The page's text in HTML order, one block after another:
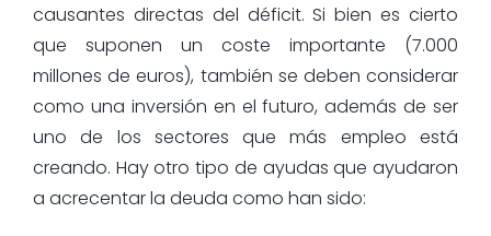
causantes directas del déficit. Si bien es cierto
que suponen un coste importante (7.000
millones de euros), también se deben considerar
como una inversión en el futuro, además de ser
uno de los sectores que más empleo está
creando. Hay otro tipo de ayudas que ayudaron
a acrecentar la deuda como han sido: